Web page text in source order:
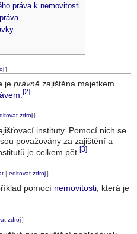
práva k nemovitosti
]
je právně zajištěna majetkem
[2]
zdroj ]
instituty. Pomocí nich se
považovány za zajištění a
je celkem pět. [3]
| editovat zdroj ]
pomocí nemovitosti, která je
zdroj ]